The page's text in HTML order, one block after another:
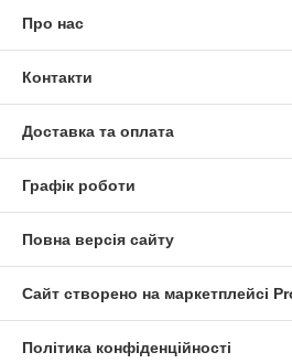
Про нас
Контакти
Доставка та оплата
Графік роботи
Повна версія сайту
Сайт створено на маркетплейсі
Політика конфіденційності